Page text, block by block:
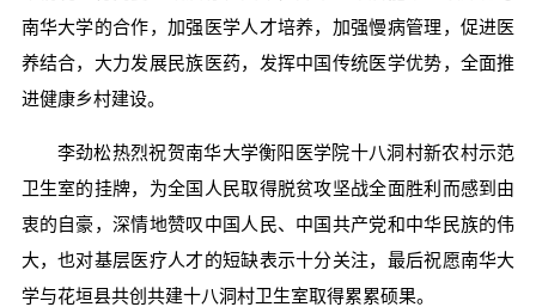
南华大学的合作，加强医学人才培养，加强慢病管理，促进医
养结合，大力发展民族医药，发挥中国传统医学优势，全面推
进健康乡村建设。
李劲松热烈祝贺南华大学衡阳医学院十八洞村新农村示范
卫生室的挂牌，为全国人民取得脱贫攻坚战全面胜利而感到由
衷的自豪，深情地赞叹中国人民、中国共产党和中华民族的伟
大，也对基层医疗人才的短缺表示十分关注，最后祝愿南华大
学与花垣县共创共建十八洞村卫生室取得累累硕果。